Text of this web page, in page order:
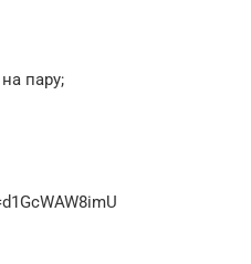
пару;